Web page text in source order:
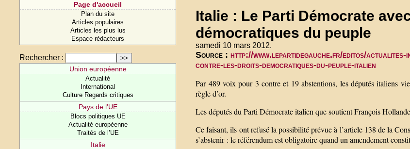
Page d'accueil
Plan du site
Articles populaires
Articles les plus lus
Espace rédacteurs
Rechercher :
Union européenne
Actualité
International
Culture Regards critiques
Pays de l’UE
Blocs politiques UE
Actualité européenne
Traités de l’UE
Italie
Italie : Le Parti Démocrate
démocratiques du peuple
samedi 10 mars 2012.
Source :http://www.lepartidegauche.fr/editos/
contre-les-droits-democratiques-du-peuple-italien
Par 489 voix pour 3 contre et 19 abstentions, les députés italiens
règle d’or.
Les députés du Parti Démocrate italien que soutient François
Ce faisant, ils ont refusé la possibilité prévue à l’article 138 de la
s’abstenir : le référendum est obligatoire quand un amendement